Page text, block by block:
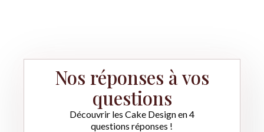
Nos réponses à vos
questions
Découvrir les Cake Design en 4
questions réponses !